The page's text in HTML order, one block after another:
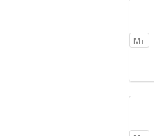
M+